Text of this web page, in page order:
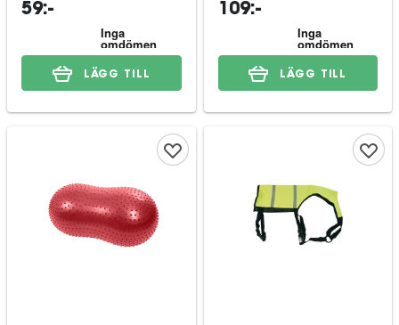
59:-
LÄGG TILL
109:-
LÄGG TILL